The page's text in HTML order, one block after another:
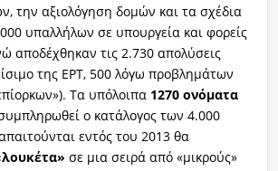
την αξιολόγηση δομών και τα σχέδια
υπαλλήλων σε υπουργεία και φορείς
αποδέχθηκαν τις 2.730 απολύσεις
της ΕΡΤ, 500 λόγω προβλημάτων
Τα υπόλοιπα 1270 ονόματα
ο κατάλογος των 4.000
εντός του 2013 θα
σε μια σειρά από «μικρούς»